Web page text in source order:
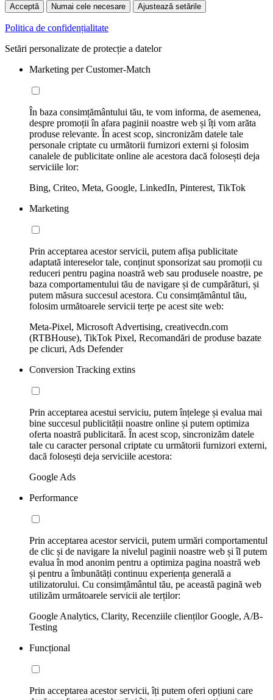
Acceptă Numai cele necesare Ajustează setările
Politica de confidențialitate
Setări personalizate de protecție a datelor
Marketing per Customer-Match
În baza consimțământului tău, te vom informa, de asemenea,
despre promoții în afara paginii noastre web și îți vom arăta
produse relevante. În acest scop, sincronizăm datele tale
personale criptate cu următorii furnizori externi și folosim
canalele de publicitate online ale acestora dacă folosești deja
serviciile lor:
Bing, Criteo, Meta, Google, LinkedIn, Pinterest, TikTok
Marketing
Prin acceptarea acestor servicii, putem afișa publicitate
adaptată intereselor tale, conținut sponsorizat sau promoții cu
reduceri pentru pagina noastră web sau produsele noastre, pe
baza comportamentului tău de navigare și de cumpărături, și
putem măsura succesul acestora. Cu consimțământul tău,
folosim următoarele servicii terțe pe acest site web:
Meta-Pixel, Microsoft Advertising, creativecdn.com
(RTBHouse), TikTok Pixel, Recomandări de produse bazate
pe clicuri, Ads Defender
Conversion Tracking extins
Prin acceptarea acestui serviciu, putem înțelege și evalua mai
bine succesul publicității noastre online și putem optimiza
oferta noastră publicitară. În acest scop, sincronizăm datele
tale cu caracter personal criptate cu următorii furnizori externi,
dacă folosești deja serviciile acestora:
Google Ads
Performance
Prin acceptarea acestor servicii, putem urmări comportamentul
de clic și de navigare la nivelul paginii noastre web și îl putem
evalua în mod anonim pentru a optimiza pagina noastră web
și pentru a îmbunătăți continuu experiența generală a
utilizatorului. Cu consimțământul tău, pe această pagină web
utilizăm următoarele servicii ale terților:
Google Analytics, Clarity, Recenziile clienților Google, A/B-
Testing
Funcțional
Prin acceptarea acestor servicii, îți putem oferi opțiuni care